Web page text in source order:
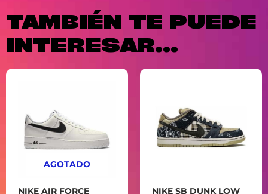
TAMBIÉN TE PUEDE
INTERESAR...
AGOTADO
NIKE AIR FORCE
NIKE SB DUNK LOW